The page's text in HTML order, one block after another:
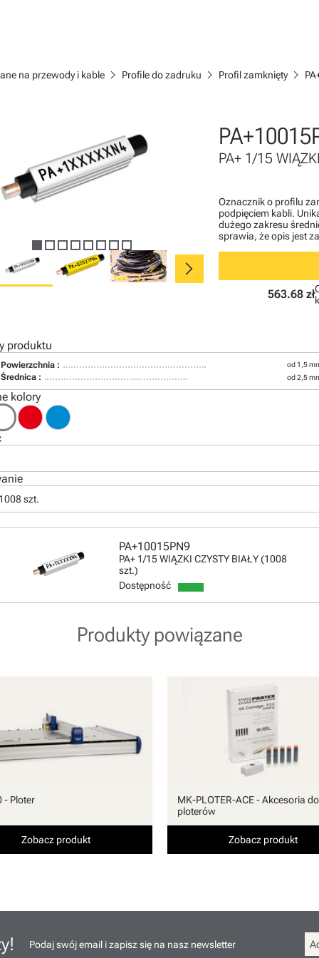
na przewody i kable chevron_right Profile do zadruku chevron_right Profil zamkniętychevron_right
chevron_right
PA+ 1/15
Oznacznik o profilu
podpięciem kabli.
dużego zakresu
sprawia, że opis jest
563.68 zł
produktu
Powierzchnia : od 1,5
Średnica : od 2,5
kolory
szt.
PA+10015PN9
PA+ 1/15 WIĄZKI CZYSTY BIAŁY (1008
szt.)
Dostępność
Produkty powiązane
- Ploter
Zobacz produkt
MK-PLOTER-ACE - Akcesoria do
ploterów
Zobacz produkt
Podaj swój email i zapisz się na nasz newsletter